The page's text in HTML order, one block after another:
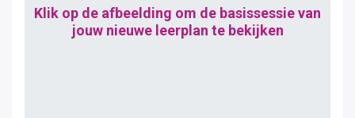
Klik op de afbeelding om de basissessie van
jouw nieuwe leerplan te bekijken